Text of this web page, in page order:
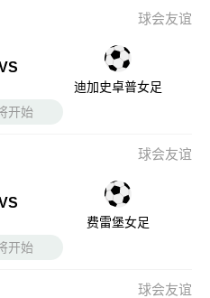
球会友谊
迪加史卓普女足
开始
球会友谊
费雷堡女足
开始
球会友谊